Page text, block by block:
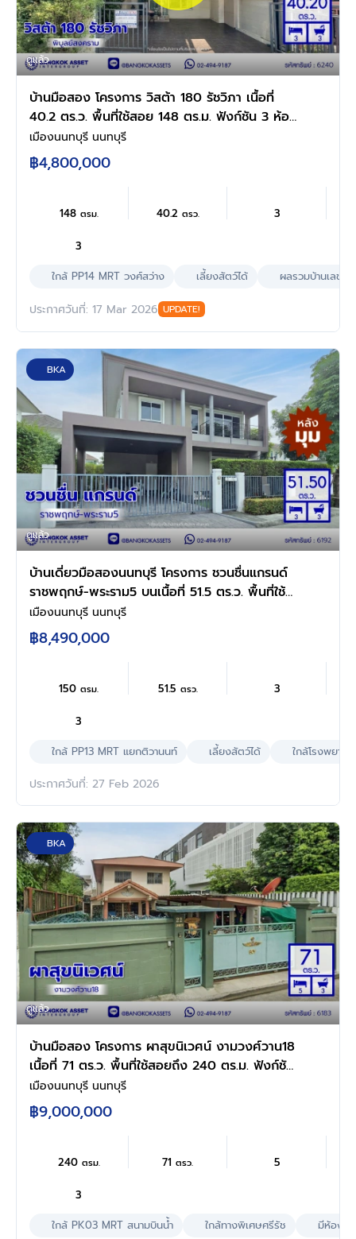
ดูแล้ว
บ้านมือสอง โครงการ วิสต้า 180 รัชวิภา เนื้อที่
40.2 ตร.ว. พื้นที่ใช้สอย 148 ตร.ม. ฟังก์ชัน 3 ห้อง
นอน 3 ห้องน้ำ 2 ที่จอดรถ พร้อมเข้าอยู่ ทำเลดี
เชื่อมต่อหลายเส้นทาง ทั้งถนนพิบูลสงคราม, ถนน
นครอินทร์, ถนนวงศ์สว่าง ใกล้รถไฟฟ้าสีม่วง
เมืองนนทบุรี นนทบุรี
฿4,800,000
148 ตรม. 40.2 ตรว. 3
3
ใกล้ PP14 MRT วงศ์สว่าง
เลี้ยงสัตว์ได้ ผลรวมบ้านเลขที่
ประกาศวันที่: 17 Mar 2026 UPDATE!
BKA
ดูแล้ว
บ้านเดี่ยวมือสองนนทบุรี โครงการ ชวนชื่นแกรนด์
ราชพฤกษ์-พระราม5 บนเนื้อที่ 51.5 ตร.ว. พื้นที่ใช้
สอ 150 ตร.ว. ฟังก์ชัน 3 ห้องนอน 3 ห้องน้ำ 2 ที่
จอดรถ บนทำเลศักยภาพติดถนนนครอินทร์ เชื่อม
ต่อสะดวกสบายสู่ ถนนราชพฤกษ์ ,ถนนติวานนท์
และวงเวียนพระรามห้า ใกล้ MRT สายสีม่วง สถานี
แยกติวานนท์
เมืองนนทบุรี นนทบุรี
฿8,490,000
150ตรม. 51.5 ตรว. 3
3
ใกล้ PP13 MRT แยกติวานนท์
เลี้ยงสัตว์ได้ ใกล้โรงพยาบา
ประกาศวันที่: 27 Feb 2026
BKA
ดูแล้ว
บ้านมือสอง โครงการ ผาสุขนิเวศน์ งามวงศ์วาน18
เนื้อที่ 71 ตร.ว. พื้นที่ใช้สอยถึง 240 ตร.ม. ฟังก์ชัน
จัดเต็ม 4 ห้องนอน 3 ห้องน้ำ จอดรถได้ 2 คน บน
ทำเลเชื่อมต่อเมืองอย่างรวดเร็ว ใกล้รถไฟฟ้าสายสี
ม่วง "สถานีสนามบินน้ำ" ทางด่วน "งามวงศ์วาน"
และเดอะมอลล์งามวงศ์วาน
เมืองนนทบุรี นนทบุรี
฿9,000,000
240 ตรม. 71ตรว. 5
3
ใกล้ PK03 MRT สนามบินนํ้า
ใกล้ทางพิเศษศรีรัช มีห้องน